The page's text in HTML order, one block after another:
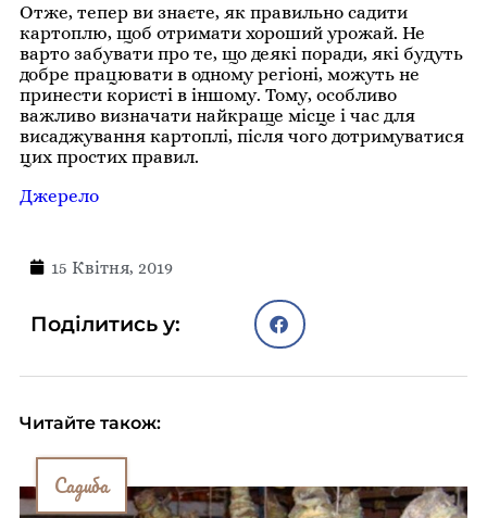
Отже, тепер ви знаєте, як правильно садити
картоплю, щоб отримати хороший урожай. Не
варто забувати про те, що деякі поради, які будуть
добре працювати в одному регіоні, можуть не
принести користі в іншому. Тому, особливо
важливо визначати найкраще місце і час для
висаджування картоплі, після чого дотримуватися
цих простих правил.
Джерело
15 Квітня, 2019
Поділитись у:
Читайте також:
Садиба